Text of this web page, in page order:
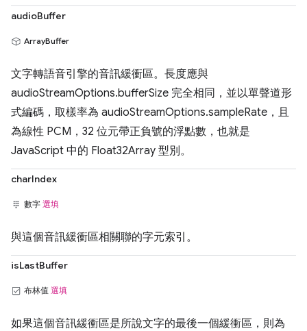
audioBuffer
ArrayBuffer
文字轉語音引擎的音訊緩衝區。長度應與
audioStreamOptions.bufferSize 完全相同，並以單聲道形
式編碼，取樣率為 audioStreamOptions.sampleRate，且
為線性 PCM，32 位元帶正負號的浮點數，也就是
JavaScript 中的 Float32Array 型別。
charIndex
數字 選填
與這個音訊緩衝區相關聯的字元索引。
isLastBuffer
布林值 選填
如果這個音訊緩衝區是所說文字的最後一個緩衝區，則為